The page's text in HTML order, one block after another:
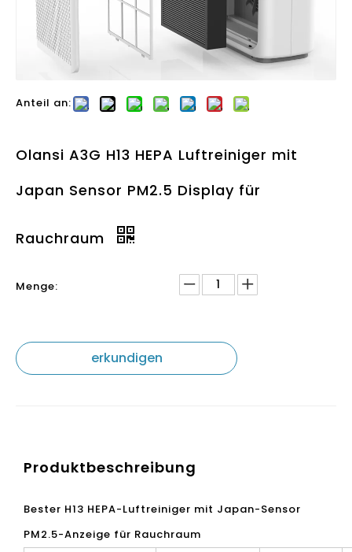
Anteil an:
Olansi A3G H13 HEPA Luftreiniger mit
Japan Sensor PM2.5 Display für
Rauchraum
Menge:
erkundigen
Produktbeschreibung
Bester H13 HEPA-Luftreiniger mit Japan-Sensor
PM2.5-Anzeige für Rauchraum